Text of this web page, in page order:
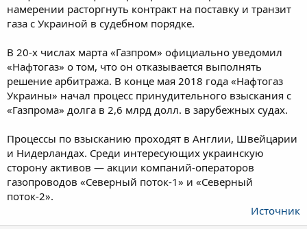
намерении расторгнуть контракт на поставку и транзит
газа с Украиной в судебном порядке.
В 20-х числах марта «Газпром» официально уведомил
«Нафтогаз» о том, что он отказывается выполнять
решение арбитража. В конце мая 2018 года «Нафтогаз
Украины» начал процесс принудительного взыскания с
«Газпрома» долга в 2,6 млрд долл. в зарубежных судах.
Процессы по взысканию проходят в Англии, Швейцарии
и Нидерландах. Среди интересующих украинскую
сторону активов — акции компаний-операторов
газопроводов «Северный поток-1» и «Северный
поток-2».
Источник